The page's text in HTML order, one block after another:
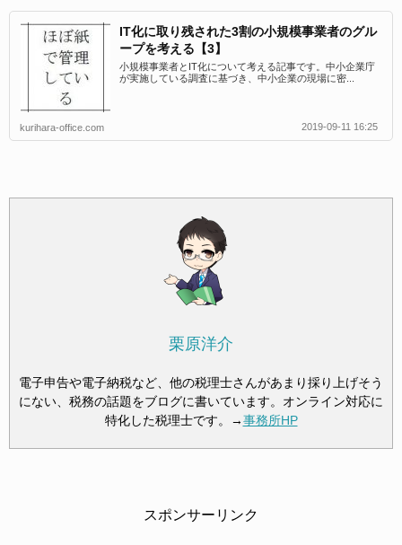
IT化に取り残された3割の小規模事業者のグル
ープを考える【3】
小規模事業者とIT化について考える記事です。中小企業庁
が実施している調査に基づき、中小企業の現場に密...
kurihara-office.com 2019-09-11 16:25
栗原洋介
電子申告や電子納税など、他の税理士さんがあまり採り上げそう
にない、税務の話題をブログに書いています。オンライン対応に
特化した税理士です。→事務所HP
スポンサーリンク